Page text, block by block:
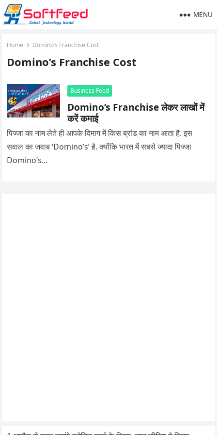
MENU
Home Domino’s Franchise Cost
Domino’s Franchise Cost
Business Feed
Domino’s Franchise लेकर लाखों में
करें कमाई
पिज्जा का नाम लेते ही आपके दिमाग में किस ब्रांड का नाम आता है. इस
सवाल का जवाब ‘Domino’s’ है. क्योंकि भारत में सबसे ज्यादा पिज्जा
Domino’s…